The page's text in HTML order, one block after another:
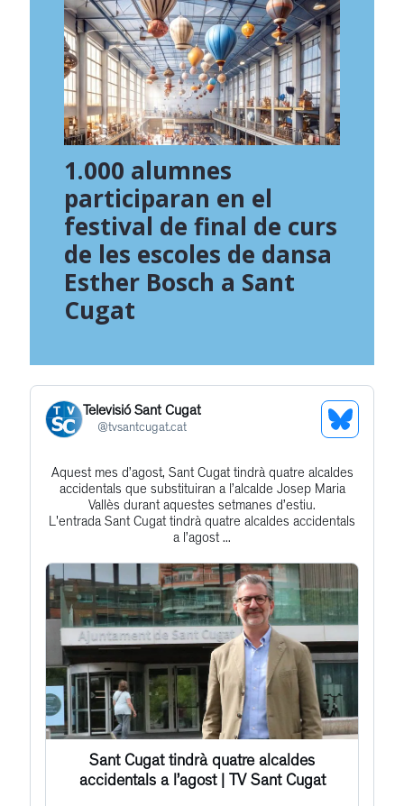
1.000 alumnes
participaran en el
festival de final de curs
de les escoles de dansa
Esther Bosch a Sant
Cugat
Televisió Sant Cugat
@tvsantcugat.cat
See
Profile
Get
to
this
Aquest mes d’agost, Sant Cugat tindrà quatre alcaldes
accidentals que substituiran a l’alcalde Josep Maria
Vallès durant aquestes setmanes d’estiu.
L'entrada Sant Cugat tindrà quatre alcaldes accidentals
a l’agost ...
Sant Cugat tindrà quatre alcaldes
accidentals a l’agost | TV Sant Cugat